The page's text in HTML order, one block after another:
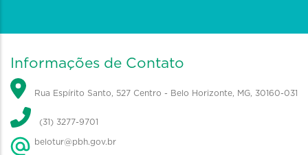
Informações de Contato
Rua Espírito Santo, 527 Centro - Belo Horizonte, MG, 30160-031
(31) 3277-9701
belotur@pbh.gov.br